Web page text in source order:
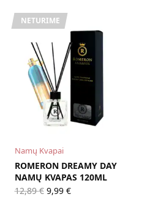
NETURIME
Namų Kvapai
ROMERON DREAMY DAY
NAMŲ KVAPAS 120ML
12,89€ Original
price
9,99 €Current